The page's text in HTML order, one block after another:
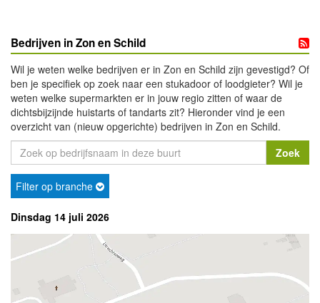
Bedrijven in Zon en Schild
Wil je weten welke bedrijven er in Zon en Schild zijn gevestigd? Of
ben je specifiek op zoek naar een stukadoor of loodgieter? Wil je
weten welke supermarkten er in jouw regio zitten of waar de
dichtsbijzijnde huistarts of tandarts zit? Hieronder vind je een
overzicht van (nieuw opgerichte) bedrijven in Zon en Schild.
Filter op branche
Dinsdag 14 juli 2026